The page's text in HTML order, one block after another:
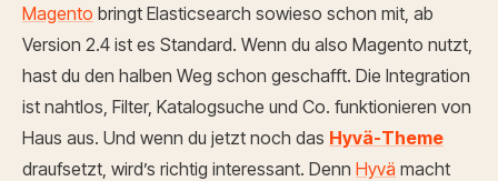
Magento bringt Elasticsearch sowieso schon mit, ab
Version 2.4 ist es Standard. Wenn du also Magento nutzt,
hast du den halben Weg schon geschafft. Die Integration
ist nahtlos, Filter, Katalogsuche und Co. funktionieren von
Haus aus. Und wenn du jetzt noch das Hyvä-Theme
draufsetzt, wird’s richtig interessant. Denn Hyvä macht